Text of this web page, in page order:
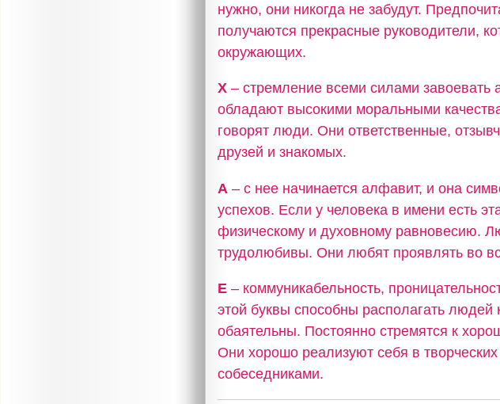
нужно, они никогда не забудут.
получаются прекрасные руководители,
окружающих.
Х – стремление всеми силами завоевать
обладают высокими моральными
говорят люди. Они ответственные,
друзей и знакомых.
А – с нее начинается алфавит, и она
успехов. Если у человека в имени есть
физическому и духовному равновесию.
трудолюбивы. Они любят проявлять во
Е – коммуникабельность,
этой буквы способны располагать
обаятельны. Постоянно стремятся к
Они хорошо реализуют себя в
собеседниками.